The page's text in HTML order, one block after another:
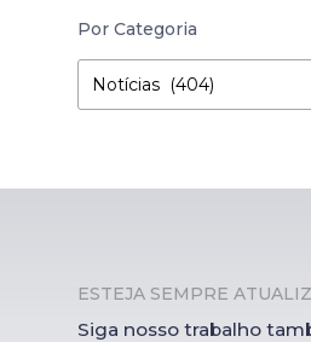
Por Categoria
Por
Categoria
Notícias (404)
Categoria
ESTEJA SEMPRE
Siga nosso trabalho